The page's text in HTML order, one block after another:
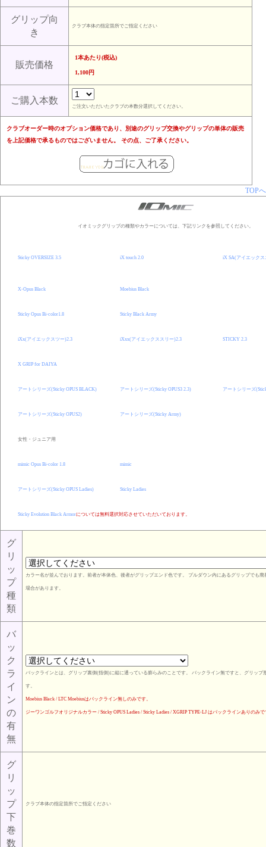
グリップ向
き
クラブ本体の指定箇所でご指定ください
販売価格
1本あたり(税込)
1,100円
ご購入本数
ご注文いただいたクラブの本数分選択してください。
クラブオーダー時のオプション価格であり、別途のグリップ交換やグリップの単体の販売
を上記価格で承るものではございません。 その点、ご了承ください。
TOPへ
イオミックグリップの種類やカラーについては、下記リンクを参照してください。
Sticky OVERSIZE 3.5 iX touch 2.0 iX SA(アイエックス
X-Opus Black Moebius Black
Sticky Opus Bi-color1.8 Sticky Black Army
iXx(アイエックスツー)2.3 iXxx(アイエックススリー)2.3 STICKY 2.3
X GRIP for DAIYA
アートシリーズ(Sticky OPUS BLACK) アートシリーズ(Sticky OPUS3 2.3) アートシリーズ
アートシリーズ(Sticky OPUS2) アートシリーズ(Sticky Army)
女性・ジュニア用
mimic Opus Bi-color 1.8 mimic
アートシリーズ(Sticky OPUS Ladies) Sticky Ladies
Sticky Evolution Black Armorについては無料選択対応させていただいております。
グ
リ
ッ
プ
種
類
カラー名が並んでおります。前者が本体色、後者がグリップエンド色です。 プルダウン内にあるグリップでも
場合があります。
バ
ッ
ク
ラ
イ
ン
の
有
無
バックラインとは、グリップ裏側(指側)に縦に通っている膨らみのことです。 バックライン無ですと、グリップ
す。
Moebius Black / LTC Moebiusはバックライン無しのみです。
ジーワンゴルフオリジナルカラー / Sticky OPUS Ladies / Sticky Ladies / XGRIP TYPE-LJ はバックラインありのみで
グ
リ
ッ
プ
下
巻
数
クラブ本体の指定箇所でご指定ください